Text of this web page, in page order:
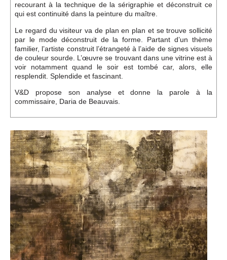
Sacré
Cousinages
recourant à la technique de la sérigraphie et déconstruit ce
qui est continuité dans la peinture du maître.
Le regard du visiteur va de plan en plan et se trouve sollicité
par le mode déconstruit de la forme. Partant d’un thème
familier, l’artiste construit l’étrangeté à l’aide de signes visuels
de couleur sourde. L’œuvre se trouvant dans une vitrine est à
voir notamment quand le soir est tombé car, alors, elle
resplendit. Splendide et fascinant.
V&D propose son analyse et donne la parole à la
commissaire, Daria de Beauvais.